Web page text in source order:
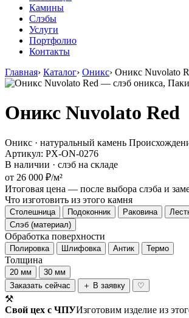
Камины
Слэбы
Услуги
Портфолио
Контакты
Главная› Каталог› Оникс› Оникс Nuvolato
Оникс Nuvolato Red
Оникс · натуральный камень
Артикул: PX-ON-0276
В наличии · слэб на складе
от 26 000 ₽/м²
Итоговая цена — после выбора слэба и
Что изготовить из этого камня
Столешница Подоконник Раковина
Слэб (материал)
Обработка поверхности
Полировка Шлифовка Антик Термо
Толщина
20 мм
30 мм
Заказать сейчас
＋ В заявку ♡
⚒
Свой цех с ЧПУИзготовим изделие из